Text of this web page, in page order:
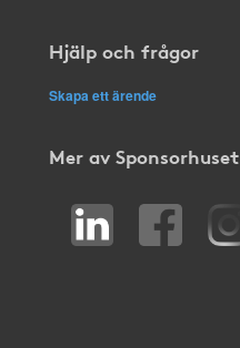
Hjälp och frågor
Skapa ett ärende
Mer av Sponsorhuset